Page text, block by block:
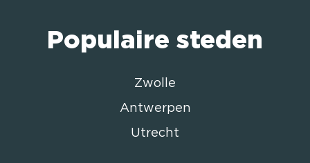
Populaire steden
Zwolle
Antwerpen
Utrecht